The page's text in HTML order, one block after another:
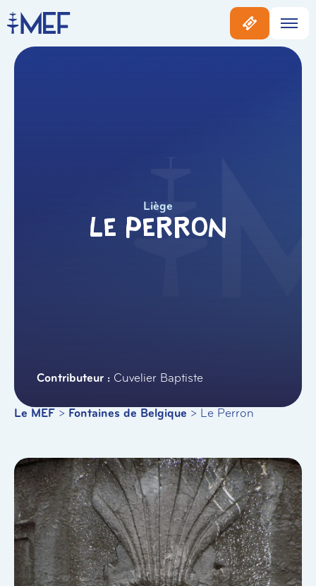
Liège
Le Perron
Cuvelier Baptiste
Le MEF > Fontaines de Belgique > Le Perron